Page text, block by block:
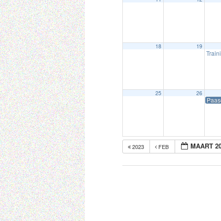
18 19
25 26
2023 FEB MAART